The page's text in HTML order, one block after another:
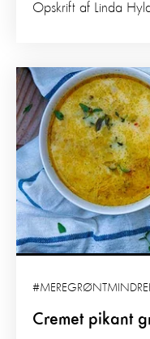
Opskrift af Linda
Cremet pikant